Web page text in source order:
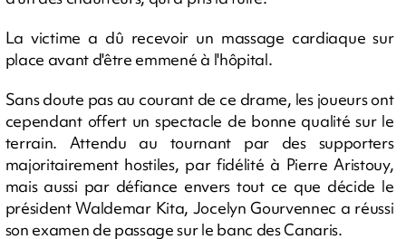
La victime a dû recevoir un massage cardiaque sur
place avant d'être emmené à l'hôpital.
Sans doute pas au courant de ce drame, les joueurs ont
cependant offert un spectacle de bonne qualité sur le
terrain. Attendu au tournant par des supporters
majoritairement hostiles, par fidélité à Pierre Aristouy,
mais aussi par défiance envers tout ce que décide le
président Waldemar Kita, Jocelyn Gourvennec a réussi
son examen de passage sur le banc des Canaris.